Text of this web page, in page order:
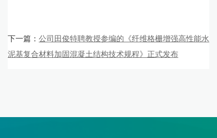
下一篇： 公司田俊特聘教授参编的《纤维格栅增强高性能水
泥基复合材料加固混凝土结构技术规程》正式发布